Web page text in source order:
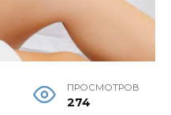
ПРОСМОТРОВ
274